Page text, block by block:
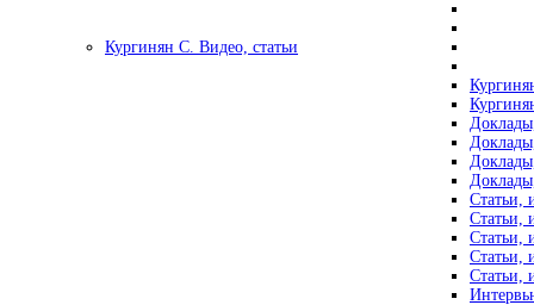
Кургинян С. Видео, статьи
Статьи,
Статьи,
Статьи,
Статьи,
Статьи,